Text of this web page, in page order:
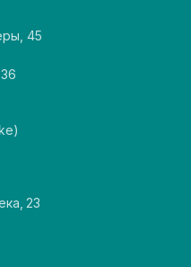
45
23